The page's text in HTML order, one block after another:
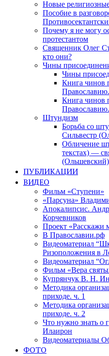
Новые
Пособие в
Почему я не могу
протестантом
Священник Олег
кто они?
Чины
Чины
Книга чинов
Книга чинов
Штундизм
Борьба со
Сильвестр
Обличение
текстах) —
(Ольшевский)
ПУБЛИКАЦИИ
ВИДЕО
Фильм «Ступени»
«Парсуна»
Апокалипсис.
Корчевников
Проект «Расскажи
В Православии.рф
Видеоматериал
Ризоположения в
Видеоматериал
Фильм «Вера
Купрянчук В. Н.
Методика
приходе. ч. 1
Методика
приходе. ч. 2
Что нужно знать о
Илаирон
Видеоматериалы
ФОТО